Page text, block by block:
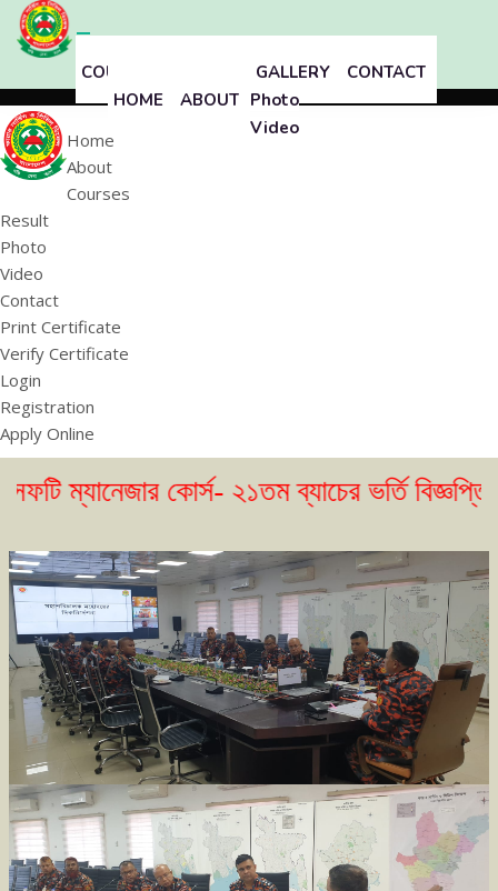
CONTACT
GALLERY
Photo
Video
COURSES
ABOUT
HOME
Home
About
Courses
Result
Photo
Video
Contact
Print Certificate
Verify Certificate
Login
Registration
Apply Online
কোর্স- ২১তম ব্যাচের ভর্তি বিজ্ঞপ্তি